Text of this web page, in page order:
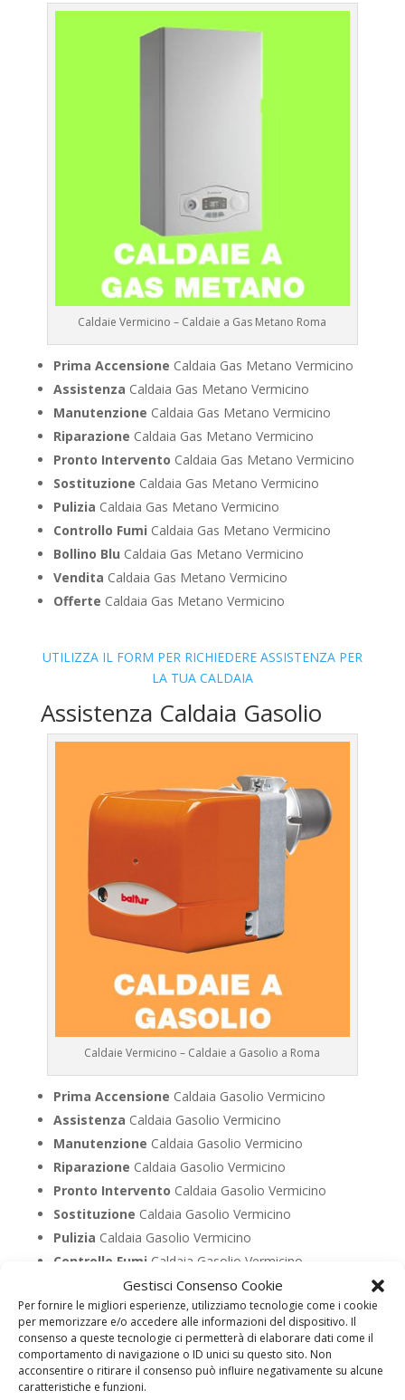
Gestisci Consenso Cookie
Per fornire le migliori esperienze, utilizziamo tecnologie come i cookie
per memorizzare e/o accedere alle informazioni del dispositivo. Il
consenso a queste tecnologie ci permetterà di elaborare dati come il
comportamento di navigazione o ID unici su questo sito. Non
acconsentire o ritirare il consenso può influire negativamente su alcune
caratteristiche e funzioni.
Caldaie Vermicino – Caldaie a Gas Metano Roma
Prima Accensione Caldaia Gas Metano Vermicino
Assistenza Caldaia Gas Metano Vermicino
Manutenzione Caldaia Gas Metano Vermicino
Riparazione Caldaia Gas Metano Vermicino
Pronto Intervento Caldaia Gas Metano Vermicino
Sostituzione Caldaia Gas Metano Vermicino
Pulizia Caldaia Gas Metano Vermicino
Controllo Fumi Caldaia Gas Metano Vermicino
Bollino Blu Caldaia Gas Metano Vermicino
Vendita Caldaia Gas Metano Vermicino
Offerte Caldaia Gas Metano Vermicino
UTILIZZA IL FORM PER RICHIEDERE ASSISTENZA PER
LA TUA CALDAIA
Assistenza Caldaia Gasolio
Caldaie Vermicino – Caldaie a Gasolio a Roma
Prima Accensione Caldaia Gasolio Vermicino
Assistenza Caldaia Gasolio Vermicino
Manutenzione Caldaia Gasolio Vermicino
Riparazione Caldaia Gasolio Vermicino
Pronto Intervento Caldaia Gasolio Vermicino
Sostituzione Caldaia Gasolio Vermicino
Pulizia Caldaia Gasolio Vermicino
Controllo FumiCaldaia Gasolio Vermicino
Caldaia Gasolio Vermicino
VenditaCaldaia Gasolio Vermicino
OfferteCaldaia Gasolio Vermicino
UTILIZZA IL FORM PER RICHIEDERE ASSISTENZA PER